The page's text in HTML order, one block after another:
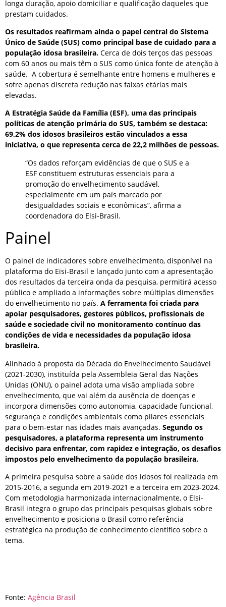
longa duração, apoio domiciliar e qualificação daqueles que
prestam cuidados.
Os resultados reafirmam ainda o papel central do Sistema
Único de Saúde (SUS) como principal base de cuidado para a
população idosa brasileira. Cerca de dois terços das pessoas
com 60 anos ou mais têm o SUS como única fonte de atenção à
saúde. A cobertura é semelhante entre homens e mulheres e
sofre apenas discreta redução nas faixas etárias mais
elevadas.
A Estratégia Saúde da Família (ESF), uma das principais
políticas de atenção primária do SUS, também se destaca:
69,2% dos idosos brasileiros estão vinculados a essa
iniciativa, o que representa cerca de 22,2 milhões de pessoas.
“Os dados reforçam evidências de que o SUS e a
ESF constituem estruturas essenciais para a
promoção do envelhecimento saudável,
especialmente em um país marcado por
desigualdades sociais e econômicas”, afirma a
coordenadora do Elsi-Brasil.
Painel
O painel de indicadores sobre envelhecimento, disponível na
plataforma do Eisi-Brasil e lançado junto com a apresentação
dos resultados da terceira onda da pesquisa, permitirá acesso
público e ampliado a informações sobre múltiplas dimensões
do envelhecimento no país. A ferramenta foi criada para
apoiar pesquisadores, gestores públicos, profissionais de
saúde e sociedade civil no monitoramento contínuo das
condições de vida e necessidades da população idosa
brasileira.
Alinhado à proposta da Década do Envelhecimento Saudável
(2021-2030), instituída pela Assembleia Geral das Nações
Unidas (ONU), o painel adota uma visão ampliada sobre
envelhecimento, que vai além da ausência de doenças e
incorpora dimensões como autonomia, capacidade funcional,
segurança e condições ambientais como pilares essenciais
para o bem-estar nas idades mais avançadas. Segundo os
pesquisadores, a plataforma representa um instrumento
decisivo para enfrentar, com rapidez e integração, os desafios
impostos pelo envelhecimento da população brasileira.
A primeira pesquisa sobre a saúde dos idosos foi realizada em
2015-2016, a segunda em 2019-2021 e a terceira em 2023-2024.
Com metodologia harmonizada internacionalmente, o Elsi-
Brasil integra o grupo das principais pesquisas globais sobre
envelhecimento e posiciona o Brasil como referência
estratégica na produção de conhecimento científico sobre o
tema.
Fonte: Agência Brasil